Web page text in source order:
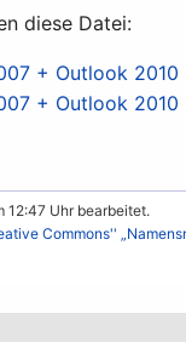
diese Datei:
+ Outlook 2010
+ Outlook
12:47 Uhr bearbeitet.
Commons''